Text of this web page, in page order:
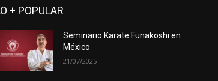
+ POPULAR
Seminario Karate Funakoshi en
México
21/07/2025